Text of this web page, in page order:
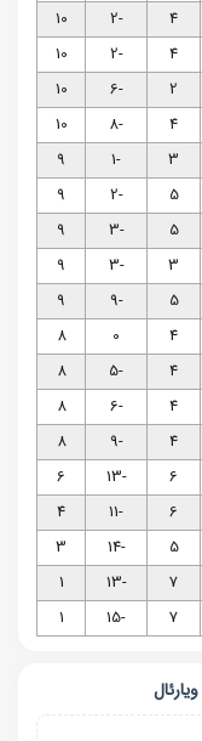
4
-2
10
4
-2
10
2
-6
10
4
-8
10
3
-1
9
5
-2
9
5
-3
9
3
-3
9
5
-9
9
4
0
8
4
-5
8
4
-6
8
4
-9
8
6
-13
6
6
-11
4
5
-14
3
7
-13
1
7
-15
1
ویارئال